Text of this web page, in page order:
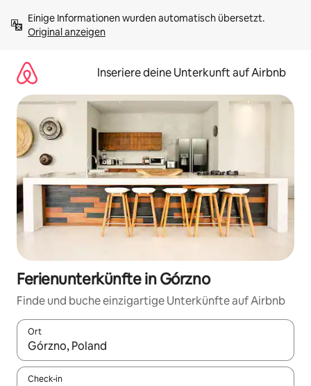
Inhalten
springenOriginal anzeigen
Inseriere deine Unterkunft auf Airbnb
Ferienunterkünfte in Górzno
Finde und buche einzigartige Unterkünfte auf Airbnb
Ort
Wenn Ergebnisse verfügbar sind, navigiere mit den
Check-in